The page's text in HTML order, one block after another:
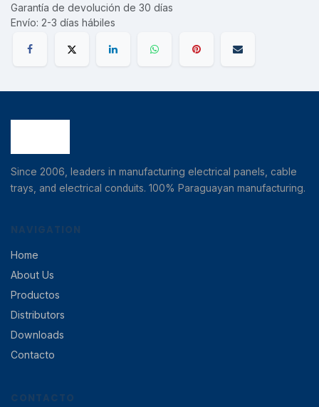
Garantía de devolución de 30 días
Envío: 2-3 días hábiles
Since 2006, leaders in manufacturing electrical panels, cable
trays, and electrical conduits. 100% Paraguayan manufacturing.
NAVIGATION
Home
About Us
Productos
Distributors
Downloads
Contacto
CONTACTO